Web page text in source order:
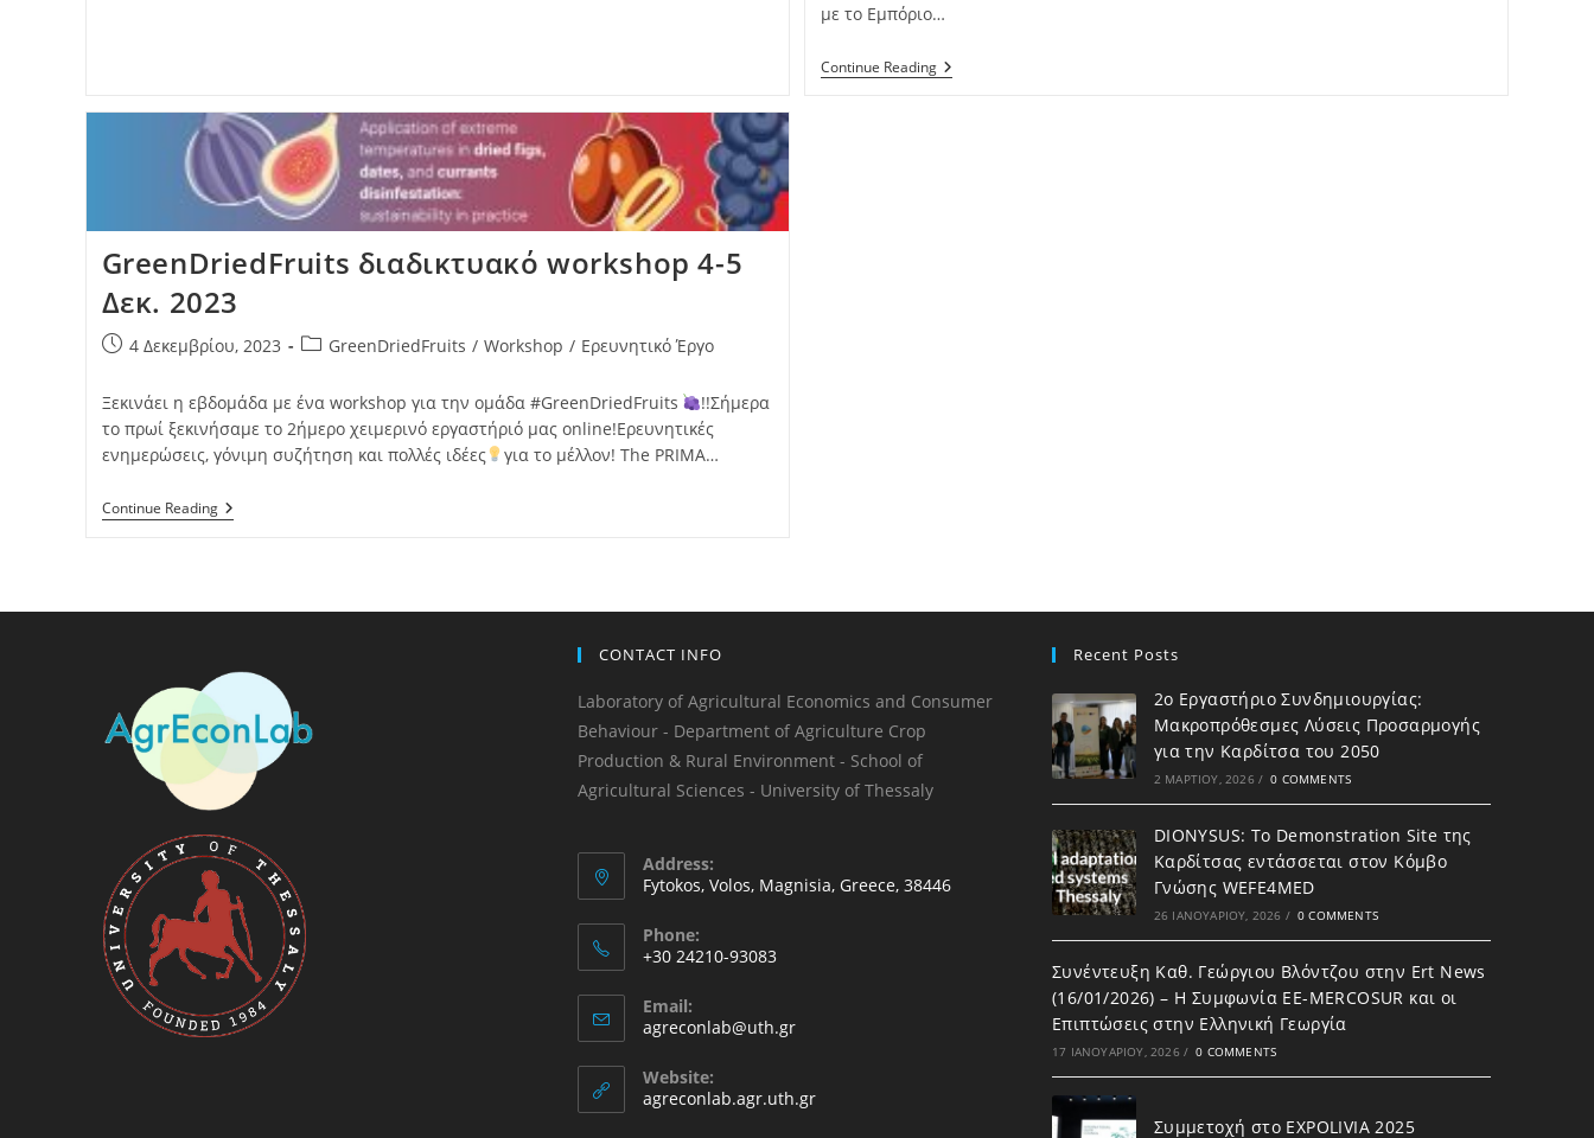
με το Εμπόριο…
Continue Reading
GreenDriedFruits διαδικτυακό workshop 4-5
Δεκ. 2023
4 Δεκεμβρίου, 2023 GreenDriedFruits / Workshop / Ερευνητικό Έργο
Ξεκινάει η εβδομάδα με ένα workshop για την ομάδα #GreenDriedFruits
!!Σήμερα
το πρωί ξεκινήσαμε το 2ήμερο χειμερινό εργαστήριό μας online!Ερευνητικές
ενημερώσεις, γόνιμη συζήτηση και πολλές ιδέες
για το μέλλον! The PRIMA…
Continue Reading
CONTACT INFO
Laboratory of Agricultural Economics and Consumer
Behaviour - Department of Agriculture Crop
Production & Rural Environment - School of
Agricultural Sciences - University of Thessaly
Address:
Fytokos, Volos, Magnisia, Greece, 38446
Phone:
+30 24210-93083
Email:
agreconlab@uth.gr
Website:
agreconlab.agr.uth.gr
Recent Posts
2ο Εργαστήριο Συνδημιουργίας:
Μακροπρόθεσμες Λύσεις Προσαρμογής
για την Καρδίτσα του 2050
2 ΜΑΡΤΊΟΥ, 2026 / 0 COMMENTS
DIONYSUS: To Demonstration Site της
Καρδίτσας εντάσσεται στον Κόμβο
Γνώσης WEFE4MED
26 ΙΑΝΟΥΑΡΊΟΥ, 2026 / 0 COMMENTS
Συνέντευξη Καθ. Γεώργιου Βλόντζου στην Ert News
(16/01/2026) – Η Συμφωνία ΕΕ-MERCOSUR και οι
Επιπτώσεις στην Ελληνική Γεωργία
17 ΙΑΝΟΥΑΡΊΟΥ, 2026 / 0 COMMENTS
Συμμετοχή στο EXPOLIVIA 2025